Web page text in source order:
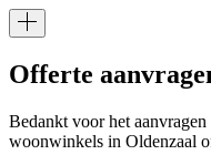
Offerte
Bedankt voor het
woonwinkels in Oldenzaal